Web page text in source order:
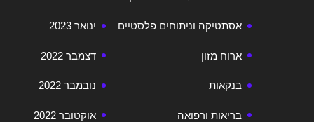
ינואר 2023
דצמבר 2022
נובמבר 2022
אוקטובר 2022
אסתטיקה וניתוחים פלסטיים
ארוח מזון
בנקאות
בריאות ורפואה